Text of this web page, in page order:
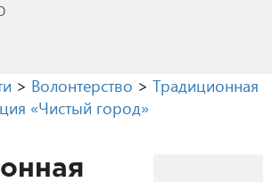
> Волонтерство > Традиционная
«Чистый город»